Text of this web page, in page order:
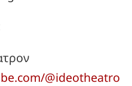
@ideotheatro